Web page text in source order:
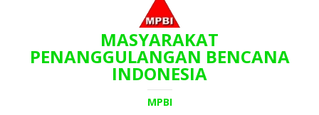
MASYARAKAT
PENANGGULANGAN BENCANA
INDONESIA
MPBI